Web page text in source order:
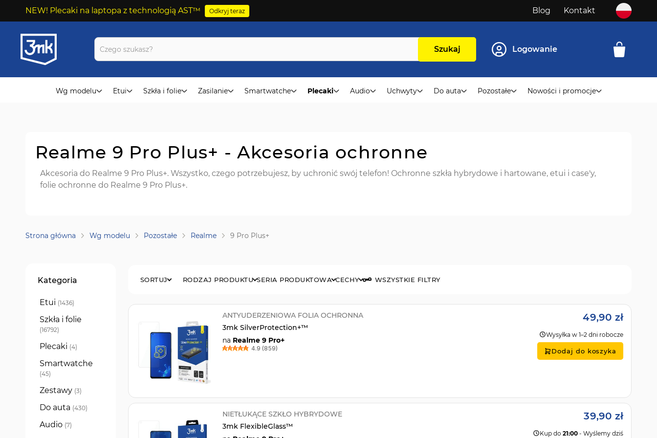
NEW! Plecaki na laptopa z technologią AST™ Odkryj teraz
Przejdź
do
treści
Blog Kontakt
Szukaj Logowanie
Wg modelu Etui Szkła i folie Zasilanie Smartwatche Plecaki Audio Uchwyty Do auta Pozostałe Nowości i promocje
Realme 9 Pro Plus+ - Akcesoria ochronne
Akcesoria do Realme 9 Pro Plus+. Wszystko, czego potrzebujesz, by uchronić swój telefon! Ochronne szkła hybrydowe i hartowane, etui i case'y,
folie ochronne do Realme 9 Pro Plus+.
Strona główna Wg modelu Pozostałe Realme 9 Pro Plus+
RODZAJ PRODUKTU SERIA PRODUKTOWA CECHY WSZYSTKIE FILTRY
SORTUJ
ANTYUDERZENIOWA FOLIA OCHRONNA
3mk SilverProtection+™
na Realme 9 Pro+
4.9 (859)
49,90 zł
Wysyłka w 1–2 dni robocze
Dodaj do koszyka
NIETŁUKĄCE SZKŁO HYBRYDOWE
3mk FlexibleGlass™
39,90 zł
Kup do 21:00 - Wyślemy dziś
Kategoria
Etui 1436
produkty
Szkła i folie
16792
produkty
Plecaki 4
produkty
Smartwatche
45
produkty
Zestawy 3
produkty
Do auta 430
produkty
Audio 7
produkty